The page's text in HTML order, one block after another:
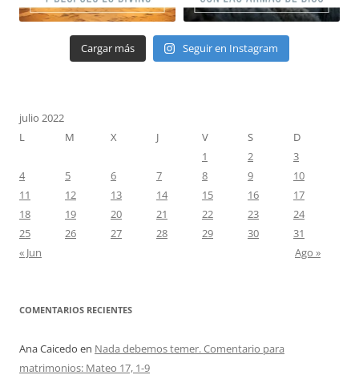
Cargar más Seguir en Instagram
julio 2022
L
M X J V S
D
1
2
3
4
5 6 7 8 9
10
11
12 13 14 15 16
17
18
19 20 21 22 23
24
25
26 27 28 29 30
31
« Jun
Ago »
COMENTARIOS RECIENTES
Ana Caicedo en Nada debemos temer. Comentario para
matrimonios: Mateo 17, 1-9